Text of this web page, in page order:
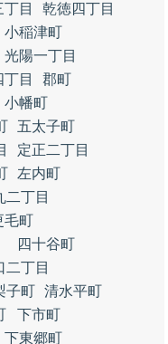
目
乾徳四丁目
小稲津町
光陽一丁目
目
郡町
小幡町
五太子町
定正二丁目
左内町
二丁目
毛町
四十谷町
二丁目
子町 清水平町
下市町
下東郷町